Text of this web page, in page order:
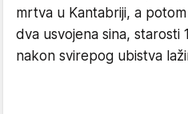
mrtva u Kantabriji, a
dva usvojena sina, starosti
nakon svirepog ubistva